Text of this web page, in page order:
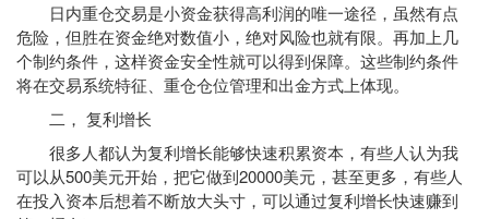
日内重仓交易是小资金获得高利润的唯一途径，虽然有点
危险，但胜在资金绝对数值小，绝对风险也就有限。再加上几
个制约条件，这样资金安全性就可以得到保障。这些制约条件
将在交易系统特征、重仓仓位管理和出金方式上体现。
二， 复利增长
很多人都认为复利增长能够快速积累资本，有些人认为我
可以从500美元开始，把它做到20000美元，甚至更多，有些人
在投入资本后想着不断放大头寸，可以通过复利增长快速赚到